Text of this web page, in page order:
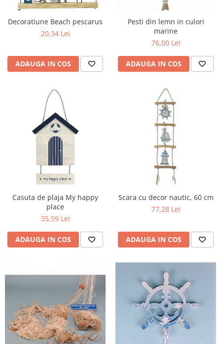
Tablouri
Decoratiune Beach pescarus
20,34 Lei
ADAUGA IN COS
Pesti din lemn in culori
marine
76,00 Lei
ADAUGA IN COS
Casuta de plaja My happy
place
35,59 Lei
ADAUGA IN COS
Scara cu decor nautic, 60 cm
77,28 Lei
ADAUGA IN COS